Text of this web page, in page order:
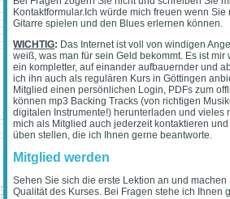
Kontaktformular.Ich würde mich freuen wenn
Gitarre spielen und den Blues erlernen können.
WICHTIG: Das Internet ist voll von windigen
weiß, was man für sein Geld bekommt. Es ist
ein kompletter, auf einander aufbauernder und
ich ihn auch als regulären Kurs in Göttingen
Mitglied einen persönlichen Login, PDFs zum
können mp3 Backing Tracks (von richtigen
digitalen Instrumente!) herunterladen und vieles
mich als Mitglied auch jederzeit kontaktieren
üben stellen, die ich Ihnen gerne beantworte.
Mitglied werden
Sehen Sie sich die erste Lektion an und
Qualität des Kurses. Bei Fragen stehe ich Ihnen